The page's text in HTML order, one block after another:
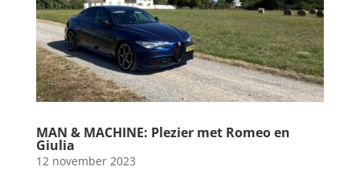
MAN & MACHINE: Plezier met Romeo en
Giulia
12 november 2023